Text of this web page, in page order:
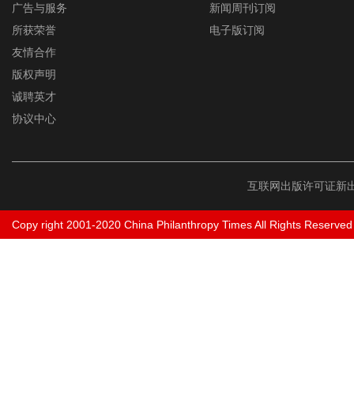
广告与服务
所获荣誉
友情合作
版权声明
诚聘英才
协议中心
新闻周刊订阅
电子版订阅
互联网出版许可证新
Copy right 2001-2020 China Philanthropy Times All Rights Reserved